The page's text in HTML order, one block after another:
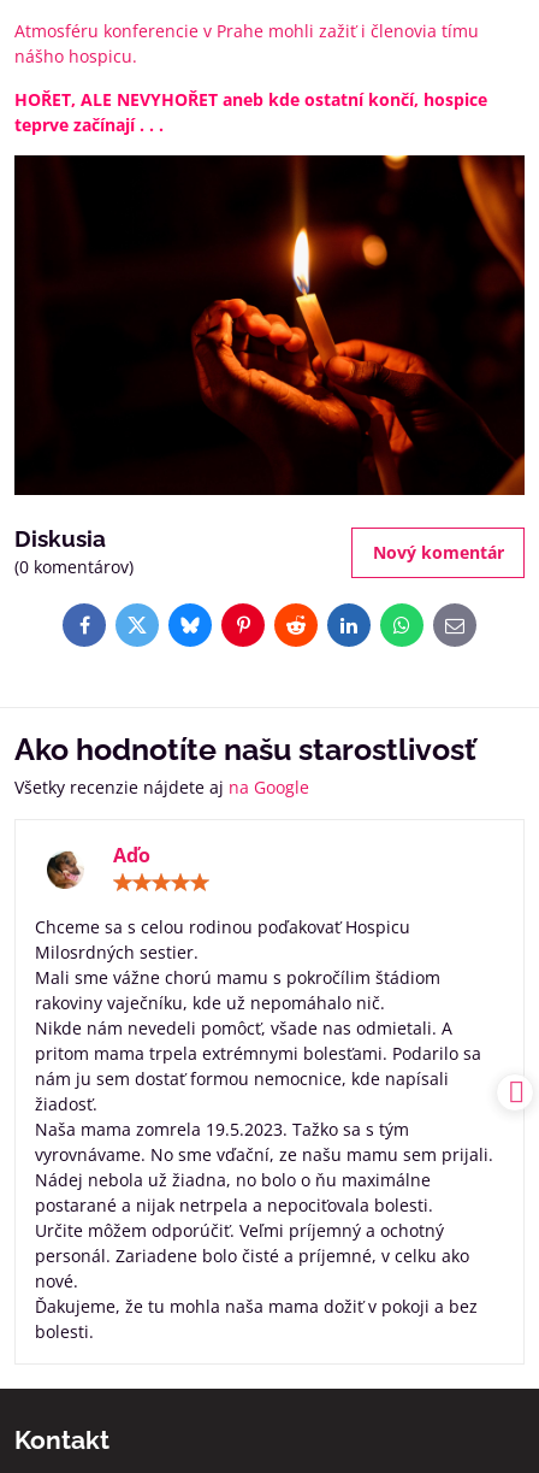
Atmosféru konferencie v Prahe mohli zažiť i členovia tímu
nášho hospicu.
HOŘET, ALE NEVYHOŘET aneb kde ostatní končí, hospice
teprve začínají . . .
Diskusia
(0 komentárov)
Nový komentár
FacebookTwitterBlueskyPinterestRedditLinkedInWhatsApp
E-
mail
Ako hodnotíte našu starostlivosť
Všetky recenzie nájdete aj na Google
Aďo
5
Chceme sa s celou rodinou poďakovať Hospicu
Milosrdných sestier.
Mali sme vážne chorú mamu s pokročílim štádiom
rakoviny vaječníku, kde už nepomáhalo nič.
Nikde nám nevedeli pomôcť, všade nas odmietali. A
pritom mama trpela extrémnymi bolesťami. Podarilo sa
nám ju sem dostať formou nemocnice, kde napísali
žiadosť.
Naša mama zomrela 19.5.2023. Tažko sa s tým
vyrovnávame. No sme vďační, ze našu mamu sem prijali.
Nádej nebola už žiadna, no bolo o ňu maximálne
postarané a nijak netrpela a nepociťovala bolesti.
Určite môžem odporúčiť. Veľmi príjemný a ochotný
personál. Zariadene bolo čisté a príjemné, v celku ako
nové.
Ďakujeme, že tu mohla naša mama dožiť v pokoji a bez
bolesti.
Kontakt